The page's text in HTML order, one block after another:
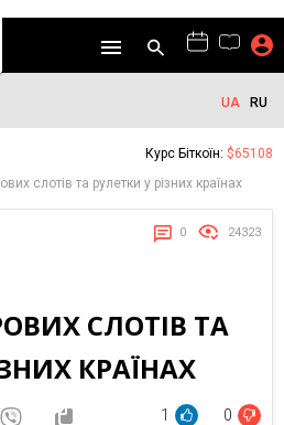
UA RU
Курс Біткоїн: $65108
слотів та рулетки у різних країнах
0 24323
СЛОТІВ ТА
КРАЇНАХ
1 0